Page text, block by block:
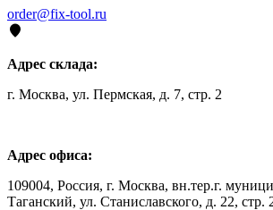
order@fix-tool.ru
Адрес склада:
г. Москва, ул. Пермская, д. 7, стр. 2
Адрес офиса:
109004, Россия, г. Москва, вн.тер.г.
Таганский, ул. Станиславского, д. 22,